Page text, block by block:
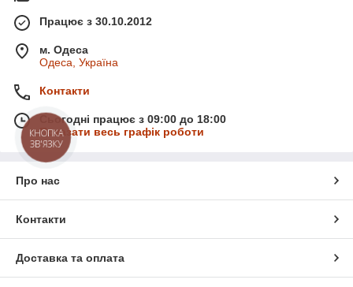
Працює з 30.10.2012
м. Одеса
Одеса, Україна
Контакти
Сьогодні працює з 09:00 до 18:00
Показати весь графік роботи
Про нас
Контакти
Доставка та оплата
КНОПКА
ЗВ'ЯЗКУ